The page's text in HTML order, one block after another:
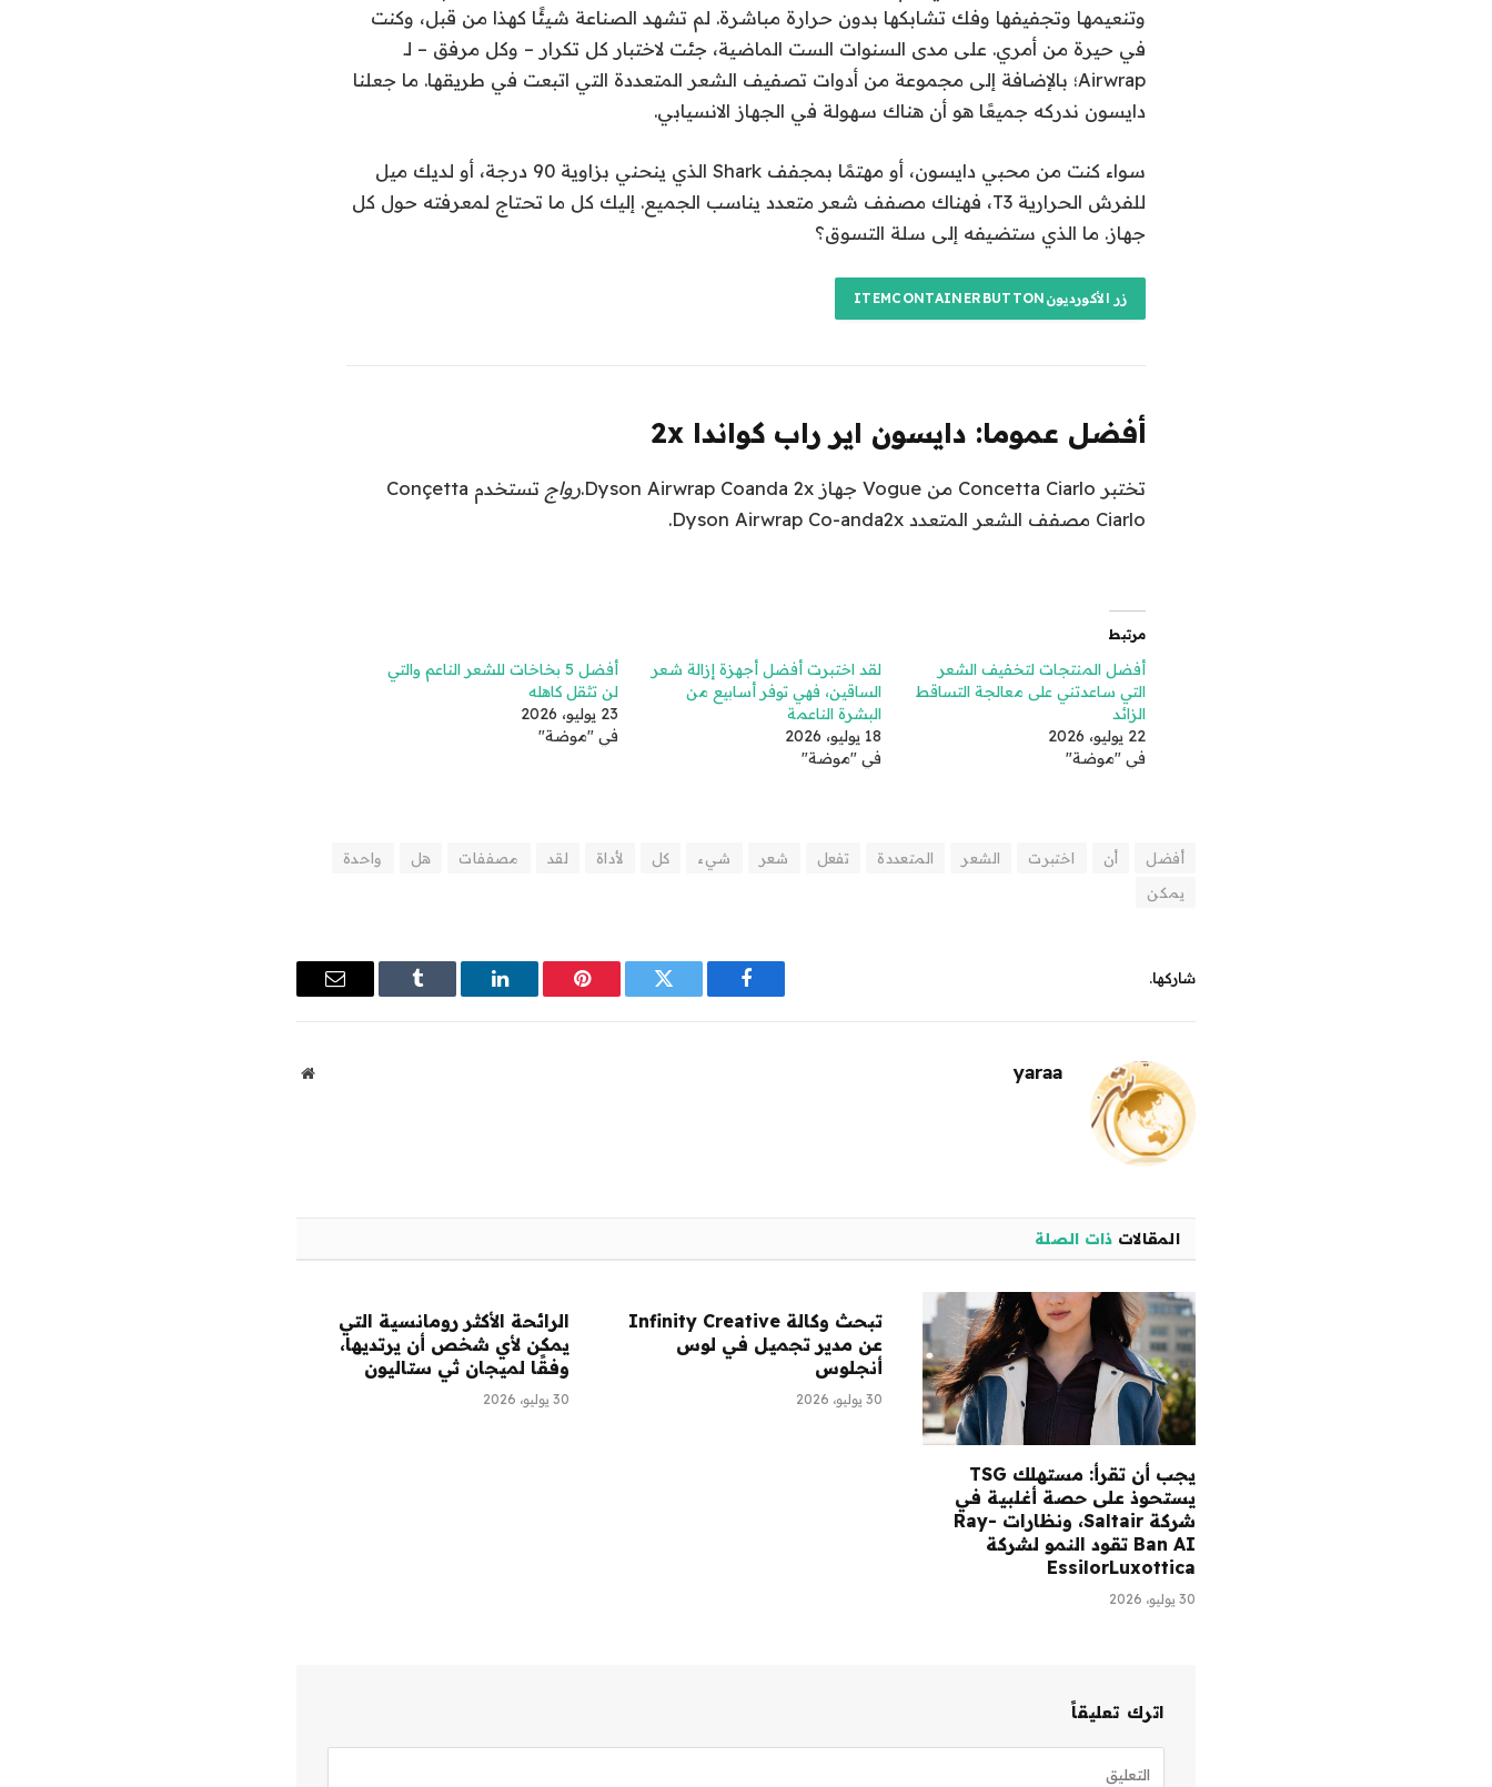
وتنعيمها وتجفيفها وفك تشابكها بدون حرارة مباشرة. لم تشهد الصناعة شيئًا كهذا من قبل، وكنت
في حيرة من أمري. على مدى السنوات الست الماضية، جئت لاختبار كل تكرار – وكل مرفق – لـ
Airwrap؛ بالإضافة إلى مجموعة من أدوات تصفيف الشعر المتعددة التي اتبعت في طريقها. ما جعلنا
دايسون ندركه جميعًا هو أن هناك سهولة في الجهاز الانسيابي.
سواء كنت من محبي دايسون، أو مهتمًا بمجفف Shark الذي ينحني بزاوية 90 درجة، أو لديك ميل
للفرش الحرارية T3، فهناك مصفف شعر متعدد يناسب الجميع. إليك كل ما تحتاج لمعرفته حول كل
جهاز. ما الذي ستضيفه إلى سلة التسوق؟
زر الأكورديونITEMCONTAINERBUTTON
أفضل عموما: دايسون اير راب كواندا 2x
تختبر Concetta Ciarlo من Vogue جهاز Dyson Airwrap Coanda 2x. رواج
تستخدم Conçetta
Ciarlo مصفف الشعر المتعدد Dyson Airwrap Co-anda2x.
مرتبط
أفضل المنتجات لتخفيف الشعر
التي ساعدتني على معالجة التساقط
الزائد
22 يوليو، 2026
في "موضة"
لقد اختبرت أفضل أجهزة إزالة شعر
الساقين، فهي توفر أسابيع من
البشرة الناعمة
18 يوليو، 2026
في "موضة"
أفضل 5 بخاخات للشعر الناعم والتي
لن تثقل كاهله
23 يوليو، 2026
في "موضة"
أفضل أن اختبرت الشعر المتعددة تفعل شعر شيء كل لأداة لقد مصففات هل
واحدة
يمكن
شاركها.
فيسبوك تويتر بينتيريستلينكدإن Tumblr
البريد
yaraa
موقع
المقالات ذات الصلة
يجب أن تقرأ: مستهلك TSG
يستحوذ على حصة أغلبية في
شركة Saltair، ونظارات Ray-
Ban AI تقود النمو لشركة
EssilorLuxottica
30 يوليو، 2026
تبحث وكالة Infinity Creative
عن مدير تجميل في لوس
أنجلوس
30 يوليو، 2026
الرائحة الأكثر رومانسية التي
يمكن لأي شخص أن يرتديها،
وفقًا لميجان ثي ستاليون
30 يوليو، 2026
اترك تعليقاً